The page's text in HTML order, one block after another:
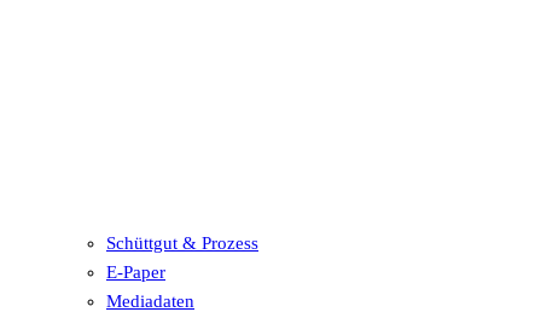
Schüttgut & Prozess
E-Paper
Mediadaten